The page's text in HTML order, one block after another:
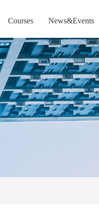
Courses News&Events